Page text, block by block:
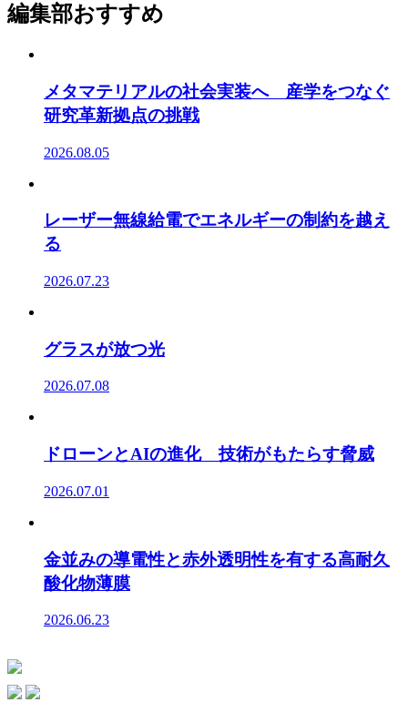
編集部おすすめ
メタマテリアルの社会実装へ 産学をつなぐ
研究革新拠点の挑戦
2026.08.05
レーザー無線給電でエネルギーの制約を越え
る
2026.07.23
グラスが放つ光
2026.07.08
ドローンとAIの進化 技術がもたらす脅威
2026.07.01
金並みの導電性と赤外透明性を有する高耐久
酸化物薄膜
2026.06.23